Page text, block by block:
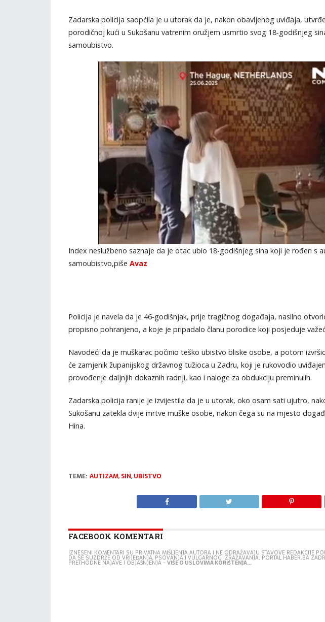
Zadarska policija saopćila je u utorak da je, nakon obavljenog uviđaja,
porodičnoj kući u Sukošanu vatrenim oružjem usmrtio svog 18-godišnjeg
samoubistvo.
Index neslužbeno saznaje da je otac ubio 18-godišnjeg sina koji je rođen s
samoubistvo,piše Avaz
Policija je navela da je 46-godišnjak, prije tragičnog događaja, nasilno
propisno pohranjeno, a koje je pripadalo članu porodice koji posjeduje
Navodeći da je muškarac počinio teško ubistvo bliske osobe, a potom
će zamjenik županijskog državnog tužioca u Zadru, koji je rukovodio
provođenje daljnjih dokaznih radnji, kao i naloge za obdukciju preminulih.
Zadarska policija ranije je izvijestila da je u utorak, oko osam sati ujutro,
Sukošanu zatekla dvije mrtve muške osobe, nakon čega su na mjesto
Hina.
TEME: AUTIZAM, SIN, UBISTVO
FACEBOOK KOMENTARI
IZNESENI KOMENTARI SU PRIVATNA MIŠLJENJA AUTORA I NE ODRAŽAVAJU STAVOVE REDAKCIJE
DA SE SUZDRŽE OD VRIJEĐANJA, PSOVANJA I VULGARNOG IZRAŽAVANJA. PORTAL HABER.BA
PRETHODNE NAJAVE I OBJAŠNJENJA -VIŠE O USLOVIMA KORIŠTENJA...